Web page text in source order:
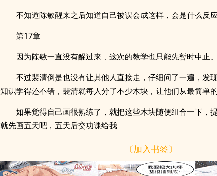
不知道陈敏醒来之后知道自己被误会成这样，会是什么反应
第17章
因为陈敏一直没有醒过来，这次的教学也只能先暂时中止。
不过裴清倒是也没有让其他人直接走，仔细问了一遍，发
知识学得还不错，裴清就每人分了不少木块，让他们从最简单的
如果觉得自己画很熟练了，就把这些木块随便组合一下，
就先画五天吧，五天后交功课给我
〔加入书签〕